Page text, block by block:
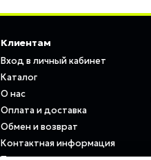
Клиентам
Вход в личный кабинет
Каталог
О нас
Оплата и доставка
Обмен и возврат
Контактная информация